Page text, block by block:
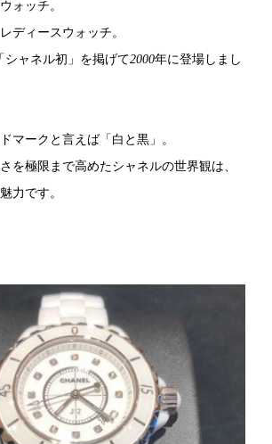
ォッチ。
ディースウォッチ。
シャネル初」を掲げて2000年に登場しまし
マークと言えば「白と黒」。
を極限まで高めたシャネルの世界観は、
力です。